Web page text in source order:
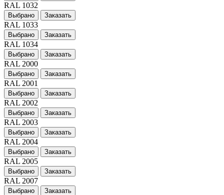
RAL 1032
Выбрано Заказать
RAL 1033
Выбрано Заказать
RAL 1034
Выбрано Заказать
RAL 2000
Выбрано Заказать
RAL 2001
Выбрано Заказать
RAL 2002
Выбрано Заказать
RAL 2003
Выбрано Заказать
RAL 2004
Выбрано Заказать
RAL 2005
Выбрано Заказать
RAL 2007
Выбрано Заказать